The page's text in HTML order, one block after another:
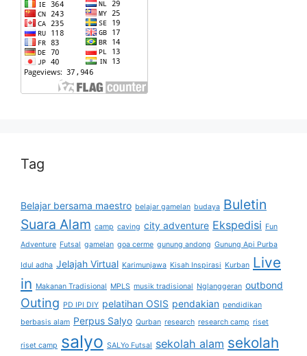
Tag
Belajar bersama maestro belajar gamelan budaya Buletin
Suara Alam camp caving city adventure Ekspedisi Fun
Adventure Futsal gamelan goa cerme gunung andong Gunung Api Purba
Idul adha Jelajah Virtual Karimunjawa Kisah Inspirasi Kurban Live
in Makanan Tradisional MPLS musik tradisional Nglanggeran outbond
Outing PD IPI DIY pelatihan OSIS pendakian pendidikan
berbasis alam Perpus Salyo Qurban research research camp riset
riset camp salyo SALYo Futsal sekolah alam sekolah